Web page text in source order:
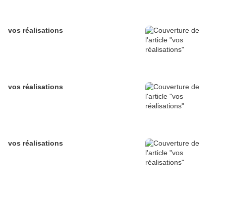
vos réalisations
vos réalisations
vos réalisations